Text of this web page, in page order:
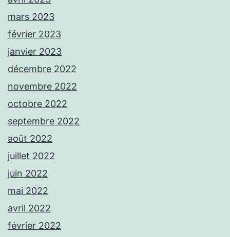
mars 2023
février 2023
janvier 2023
décembre 2022
novembre 2022
octobre 2022
septembre 2022
août 2022
juillet 2022
juin 2022
mai 2022
avril 2022
février 2022